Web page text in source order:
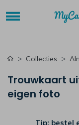
Collecties
Trouwkaart
eigen foto
Tip: bestel